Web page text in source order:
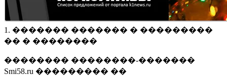
1. ������� ������� � ���������
�� � ��������
�������� ��������-�������
Smi58.ru ��������� ��